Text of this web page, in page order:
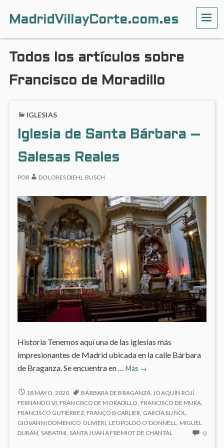
MadridVillayCorte.com.es
Todos los artículos sobre
Francisco de Moradillo
IGLESIAS
Iglesia de Santa Bárbara –
Salesas Reales
POR DOLORES DIEHL BUSCH
Historia Tenemos aquí una de las iglesias más
impresionantes de Madrid ubicada en la calle Bárbara
de Braganza. Se encuentra en … Más
Iglesia
Santa
Bárbara
–
Salesas
→
IGLESIA
DE
SANTA
BÁRBARA
–
18 MAYO, 2020 BÁRBARA DE BRAGANZA. JOAQUÍN ROJÍ,
FERNANDO VI, FRANCISCO DE MORADILLO, FRANCISCO DE MURA,
FRANCISCO GUTIÉRREZ, FRANÇOIS CARLIER, GARCÍA SUÑOL,
GIOVANNI DOMENICO OLIVIERI, LEOPOLDO O'DONNELL, MIGUEL
DURÁN, SABATINI, SANTA JUANA FREMIOT DE CHANTAL 0NO